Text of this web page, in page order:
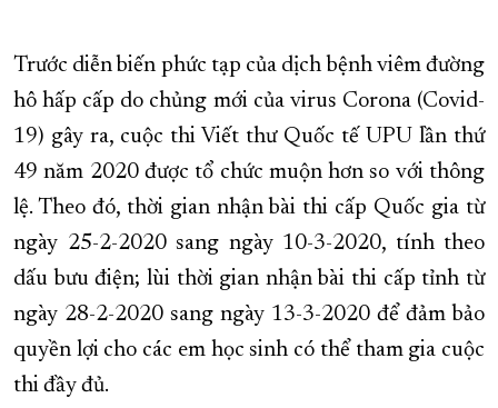
XÂY DỰNG KHÁNH HÒA TRỞ THÀNH THÀNH PHỐ TRỰC THUỘC
ĐẠI HỘI ĐẢNG CÁC CẤP TRANG CHỦ VỀ BÁO KHÁNH HÒA
Trước diễn biến phức tạp của dịch bệnh viêm đường
hô hấp cấp do chủng mới của virus Corona (Covid-
19) gây ra, cuộc thi Viết thư Quốc tế UPU lần thứ
49 năm 2020 được tổ chức muộn hơn so với thông
lệ. Theo đó, thời gian nhận bài thi cấp Quốc gia từ
ngày 25-2-2020 sang ngày 10-3-2020, tính theo
dấu bưu điện; lùi thời gian nhận bài thi cấp tỉnh từ
ngày 28-2-2020 sang ngày 13-3-2020 để đảm bảo
quyền lợi cho các em học sinh có thể tham gia cuộc
thi đầy đủ.